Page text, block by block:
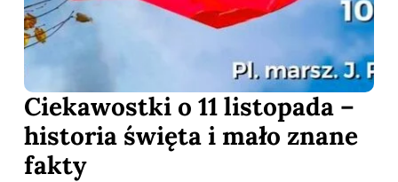
Ciekawostki o 11 listopada –
historia święta i mało znane
fakty